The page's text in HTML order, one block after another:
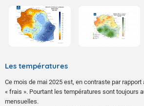
le 21 : 117 mm aux Hauts de Ste-Rose, 91
Bellevue Bras-Panon, 49 mm à Piton-bloc,
le 23 : 73 mm à La Crête, 69 mm au
Les températures
Ce mois de mai 2025 est, en contraste par rapport
« frais ». Pourtant les températures sont toujours
mensuelles.